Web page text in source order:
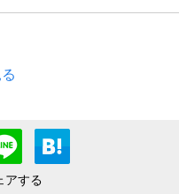
アする